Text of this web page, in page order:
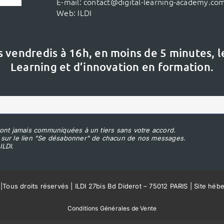
Web: ILDI
à 16h, en moins de 5 minutes,
Learning et d’innovation en formation.
jamais communiquées à un tiers sans votre accord.
le lien "Se désabonner" de chacun de nos messages.
Tous droits réservés | ILDI 27bis Bd Diderot – 75012 PARIS | Site
Conditions Générales de Vente